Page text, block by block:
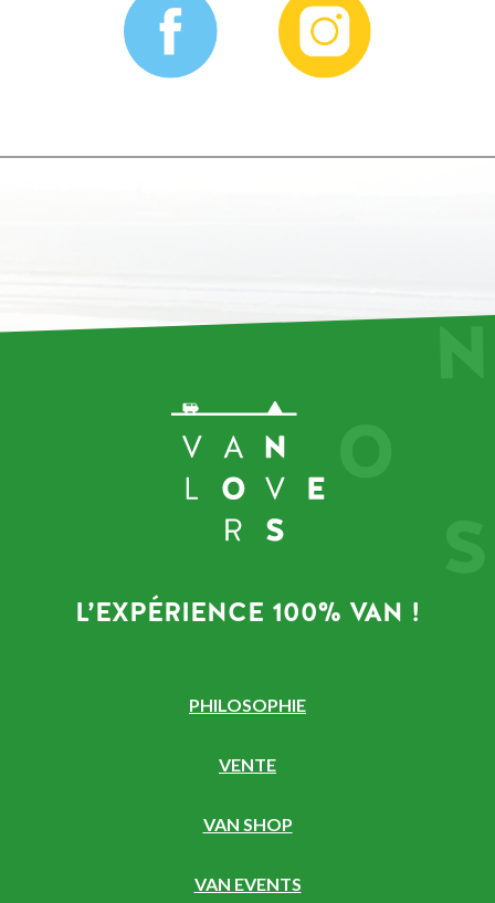
L’EXPÉRIENCE 100% VAN !
PHILOSOPHIE
VENTE
VAN SHOP
VAN EVENTS